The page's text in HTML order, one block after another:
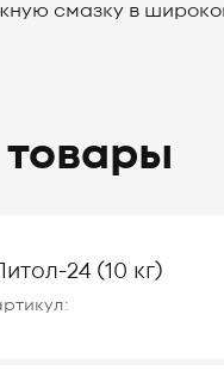
смазку в
24 (10 кг)